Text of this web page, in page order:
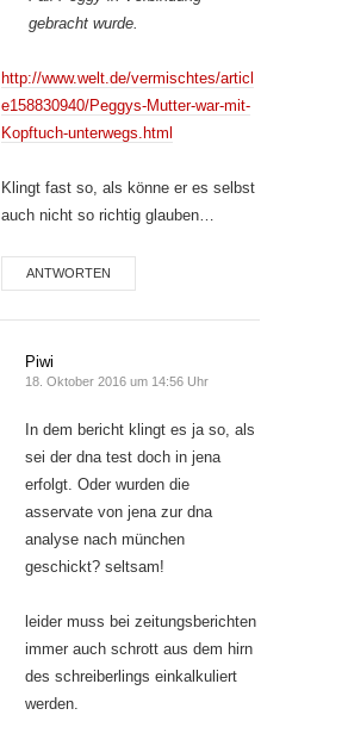
gebracht wurde.
http://www.welt.de/vermischtes/articl
e158830940/Peggys-Mutter-war-mit-
Kopftuch-unterwegs.html
Klingt fast so, als könne er es selbst
auch nicht so richtig glauben…
ANTWORTEN
Piwi
18. Oktober 2016 um 14:56 Uhr
In dem bericht klingt es ja so, als
sei der dna test doch in jena
erfolgt. Oder wurden die
asservate von jena zur dna
analyse nach münchen
geschickt? seltsam!
leider muss bei zeitungsberichten
immer auch schrott aus dem hirn
des schreiberlings einkalkuliert
werden.